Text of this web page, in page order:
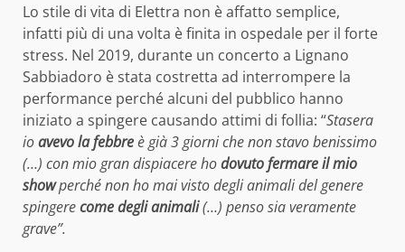
Lo stile di vita di Elettra non è affatto semplice,
infatti più di una volta è finita in ospedale per il forte
stress. Nel 2019, durante un concerto a Lignano
Sabbiadoro è stata costretta ad interrompere la
performance perché alcuni del pubblico hanno
iniziato a spingere causando attimi di follia: “Stasera
ioavevo la febbreè già 3 giorni che non stavo benissimo
(…) con mio gran dispiacere hodovuto fermare il mio
showperché non ho mai visto degli animali del genere
spingerecome degli animali(…) penso sia veramente
grave”.